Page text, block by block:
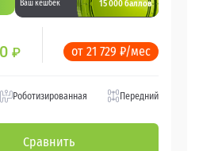
Ваш кешбек 15 000 баллов
₽ от 21 729 ₽/мес
Роботизированная Передний
Сравнить